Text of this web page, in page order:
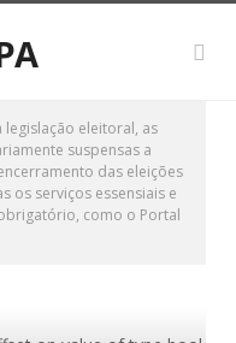
legislação eleitoral, as
suspensas a
das eleições
os serviços essensiais e
como o Portal